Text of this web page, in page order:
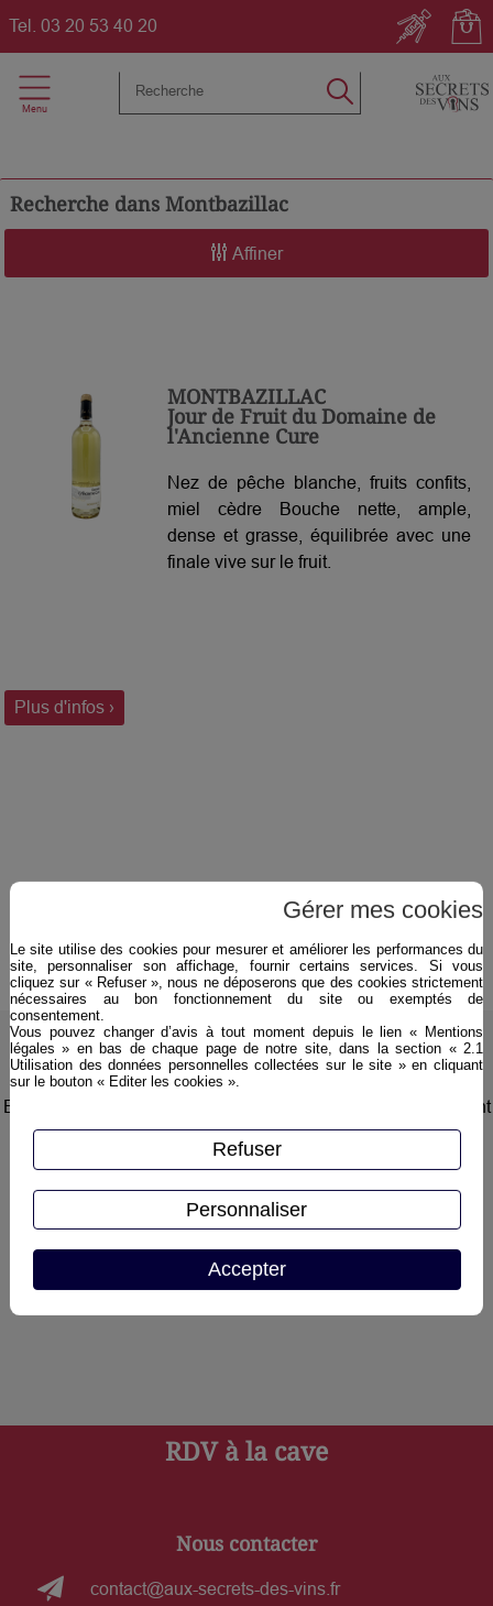
Tel. 03 20 53 40 20
Recherche dans Montbazillac
Affiner
MONTBAZILLAC
Jour de Fruit du Domaine de
l'Ancienne Cure
Nez de pêche blanche, fruits confits,
miel cèdre Bouche nette, ample,
dense et grasse, équilibrée avec une
finale vive sur le fruit.
Plus d'infos ›
Inscription à la newsletter
En vous inscrivant à la newsletter, vous serez informé en avant
première des nos soirées dégustation, nos nouveautés, ou
encore nos promotions du moment
reCAPTCHA est désactivé.
RDV à la cave
Nous contacter
contact@aux-secrets-des-vins.fr
Gérer mes cookies
Le site utilise des cookies pour mesurer et améliorer les performances du
site, personnaliser son affichage, fournir certains services. Si vous
cliquez sur « Refuser », nous ne déposerons que des cookies strictement
nécessaires au bon fonctionnement du site ou exemptés de
consentement.
Vous pouvez changer d’avis à tout moment depuis le lien « Mentions
légales » en bas de chaque page de notre site, dans la section « 2.1
Utilisation des données personnelles collectées sur le site » en cliquant
sur le bouton « Editer les cookies ».
Accepter
Refuser
Personnaliser